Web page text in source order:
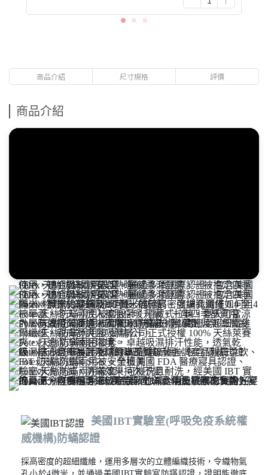
商品介紹 尺寸規格 評價
商品介紹
美國IBT實驗室(呼吸免疫系統權
威機構)防蟎認證
採高密度的超細纖維，運用多層次的立體編織技術，令織物氣